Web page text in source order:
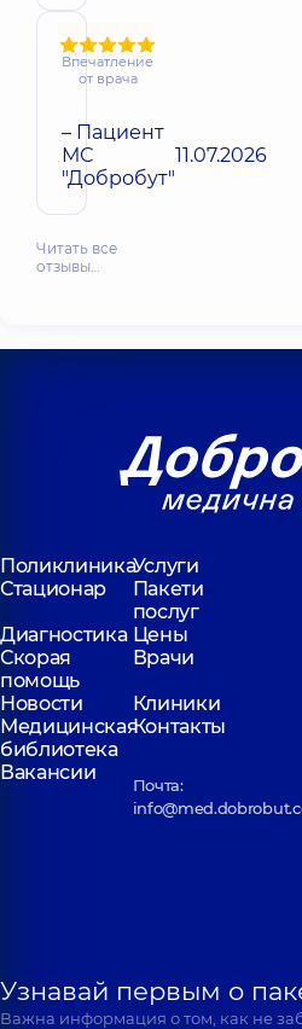
Впечатление
от врача
– Пациент
МС
"Добробут"
11.07.2026
Читать все
отзывы…
ПоликлиникаУслуги
Стационар
Пакети
послуг
Диагностика Цены
Скорая
помощь
Врачи
Новости
Клиники
Медицинская
библиотека
Контакты
Вакансии
Почта:
Узнавай первым о
Важна информация о том, как не